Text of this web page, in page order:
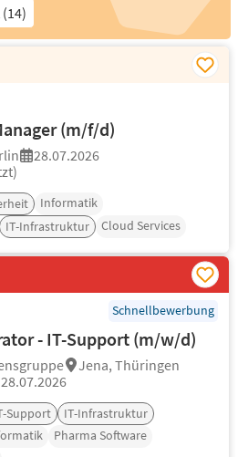
(m/f/d)
28.07.2026
Informatik
IT-Infrastruktur Cloud Services
Schnellbewerbung
- IT-Support (m/w/d)
Jena, Thüringen
28.07.2026
Support
IT-Infrastruktur
Pharma Software